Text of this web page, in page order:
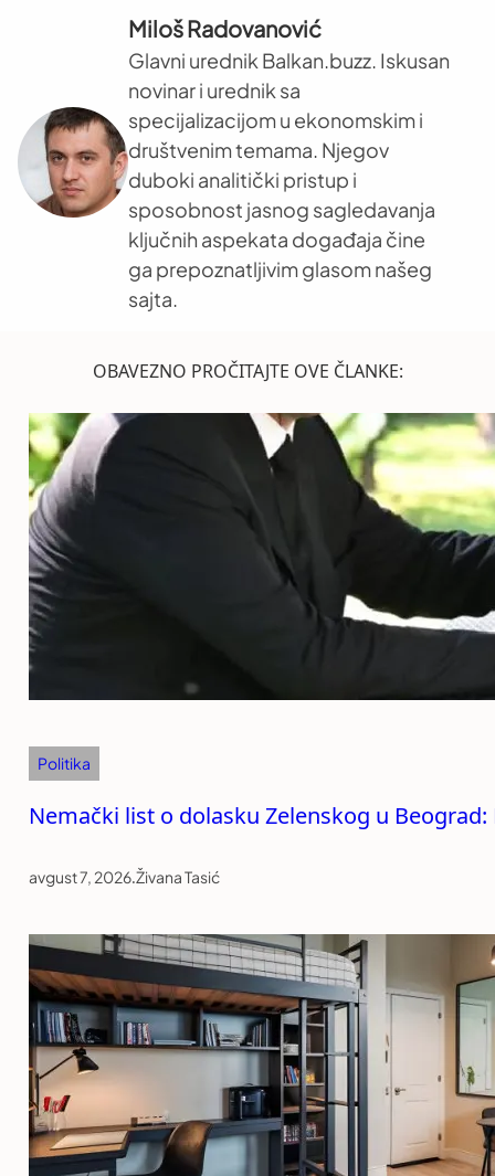
Miloš Radovanović
Glavni urednik Balkan.buzz. Iskusan
novinar i urednik sa
specijalizacijom u ekonomskim i
društvenim temama. Njegov
duboki analitički pristup i
sposobnost jasnog sagledavanja
ključnih aspekata događaja čine
ga prepoznatljivim glasom našeg
sajta.
OBAVEZNO PROČITAJTE OVE ČLANKE:
Politika
Nemački list o dolasku Zelenskog u
avgust 7, 2026.Živana Tasić